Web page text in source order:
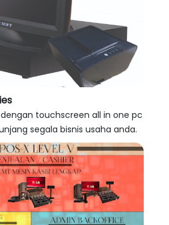
touchscreen all in one pc
segala bisnis usaha anda.